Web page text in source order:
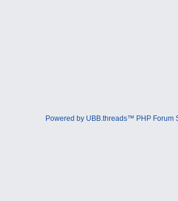
Powered by UBB.threads™ PHP Forum